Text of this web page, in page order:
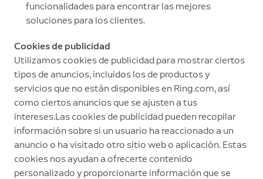
funcionalidades para encontrar las mejores
soluciones para los clientes.
Cookies de publicidad
Utilizamos cookies de publicidad para mostrar ciertos
tipos de anuncios, incluidos los de productos y
servicios que no están disponibles en Ring.com, así
como ciertos anuncios que se ajusten a tus
intereses.Las cookies de publicidad pueden recopilar
información sobre si un usuario ha reaccionado a un
anuncio o ha visitado otro sitio web o aplicación. Estas
cookies nos ayudan a ofrecerte contenido
personalizado y proporcionarte información que se